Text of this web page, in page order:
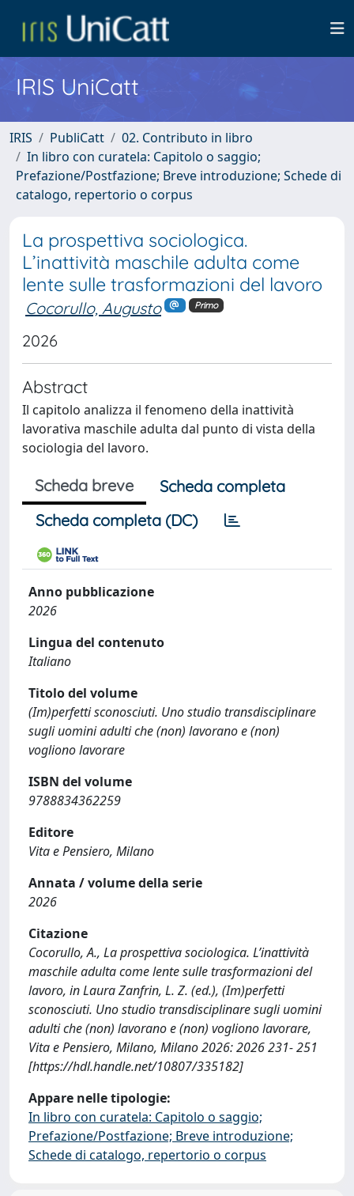
IRIS UniCatt
IRIS PubliCatt
02. Contributo in libro
In libro con curatela: Capitolo o saggio;
Prefazione/Postfazione; Breve introduzione; Schede di
catalogo, repertorio o corpus
La prospettiva sociologica.
L’inattività maschile adulta come
lente sulle trasformazioni del lavoro
Cocorullo, Augusto Primo
2026
Abstract
Il capitolo analizza il fenomeno della inattività
lavorativa maschile adulta dal punto di vista della
sociologia del lavoro.
Scheda breve
Scheda completa
Scheda completa (DC)
Anno pubblicazione
2026
Lingua del contenuto
Italiano
Titolo del volume
(Im)perfetti sconosciuti. Uno studio transdisciplinare
sugli uomini adulti che (non) lavorano e (non)
vogliono lavorare
ISBN del volume
9788834362259
Editore
Vita e Pensiero, Milano
Annata / volume della serie
2026
Citazione
Cocorullo, A., La prospettiva sociologica. L’inattività
maschile adulta come lente sulle trasformazioni del
lavoro, in Laura Zanfrin, L. Z. (ed.), (Im)perfetti
sconosciuti. Uno studio transdisciplinare sugli uomini
adulti che (non) lavorano e (non) vogliono lavorare,
Vita e Pensiero, Milano, Milano 2026: 2026 231- 251
[https://hdl.handle.net/10807/335182]
Appare nelle tipologie:
In libro con curatela: Capitolo o saggio;
Prefazione/Postfazione; Breve introduzione;
Schede di catalogo, repertorio o corpus